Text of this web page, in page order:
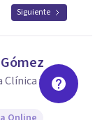
Siguiente
y de la